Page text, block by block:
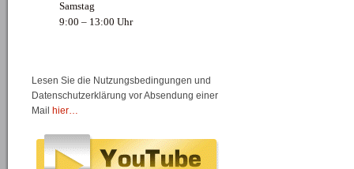
Samstag
9:00 – 13:00 Uhr
Lesen Sie die Nutzungsbedingungen und
Datenschutzerklärung vor Absendung einer
Mail hier…